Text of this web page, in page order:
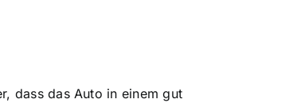
dass das Auto in einem gut